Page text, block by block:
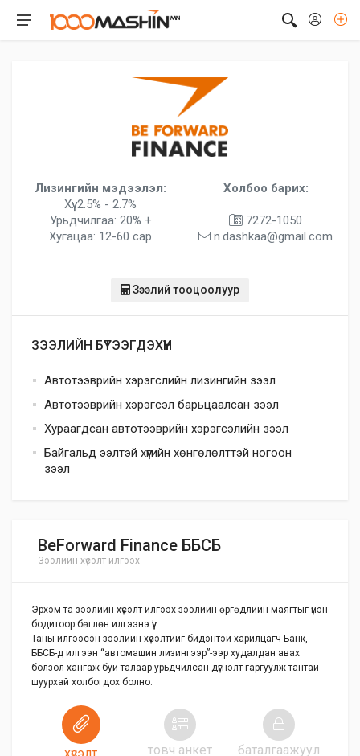
Лизингийн мэдээлэл:
Хүү: 2.5% - 2.7%
Урьдчилгаа: 20% +
Хугацаа: 12-60 сар
Холбоо барих:
7272-1050
n.dashkaa@gmail.com
Зээлий тооцоолуур
ЗЭЭЛИЙН БҮТЭЭГДЭХҮҮН
Автотээврийн хэрэгслийн лизингийн зээл
Автотээврийн хэрэгсэл барьцаалсан зээл
Хураагдсан автотээврийн хэрэгсэлийн зээл
Байгальд ээлтэй хүүгийн хөнгөлөлттэй ногоон
зээл
BeForward Finance ББСБ
Зээлийн хүсэлт илгээх
Эрхэм та зээлийн хүсэлт илгээх зээлийн өргөдлийн маягтыг үнэн
бодитоор бөглөн илгээнэ үү!
Таны илгээсэн зээлийн хүсэлтийг бидэнтэй харилцагч Банк,
ББСБ-д илгээн “автомашин лизингээр”-ээр худалдан авах
болзол хангаж буй талаар урьдчилсан дүгнэлт гаргуулж тантай
шуурхай холбогдох болно.
товч анкет баталгаажуул